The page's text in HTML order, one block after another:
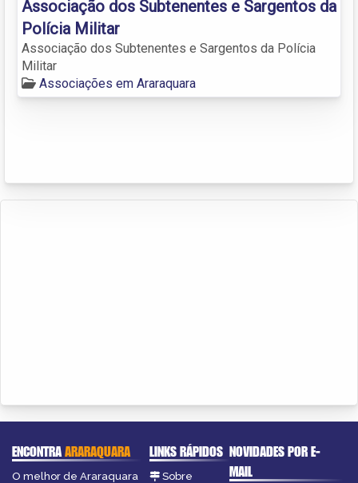
Associação dos Subtenentes e Sargentos da
Polícia Militar
Associação dos Subtenentes e Sargentos da Polícia
Militar
Associações em Araraquara
ENCONTRAARARAQUARA
O melhor de Araraquara
LINKS RÁPIDOS
Sobre
NOVIDADES POR E-
MAIL